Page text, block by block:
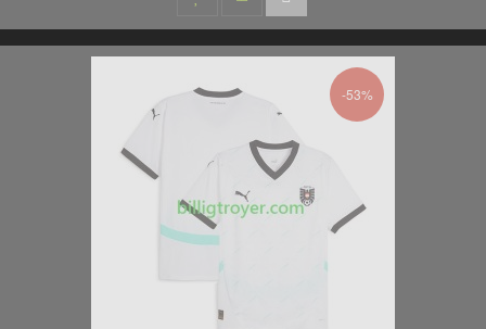
-53%